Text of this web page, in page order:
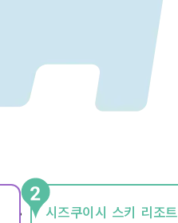
시즈쿠이시 스키 리조트